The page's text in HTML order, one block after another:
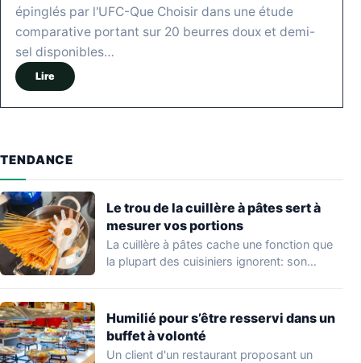
épinglés par l'UFC-Que Choisir dans une étude
comparative portant sur 20 beurres doux et demi-
sel disponibles…
Lire
TENDANCE
Le trou de la cuillère à pâtes sert à
mesurer vos portions
La cuillère à pâtes cache une fonction que
la plupart des cuisiniers ignorent: son…
Humilié pour s’être resservi dans un
buffet à volonté
Un client d'un restaurant proposant un